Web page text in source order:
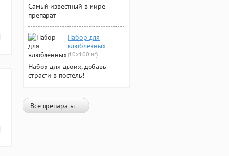
Самый известный в мире
препарат
Набор для
влюбленных
(10х100 мг)
Набор для двоих, добавь
страсти в постель!
Все препараты